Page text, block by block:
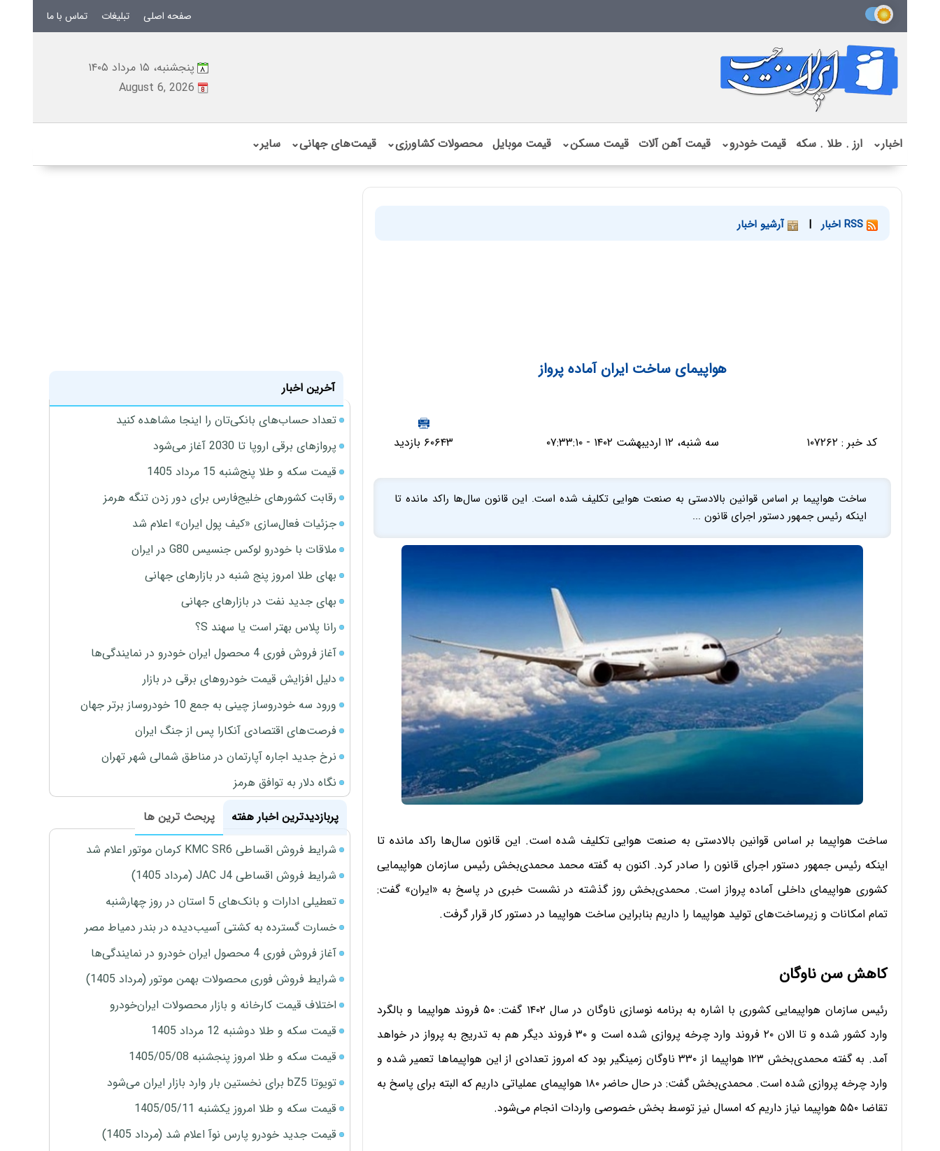
صفحه اصلی تبلیغات تماس با ما
پنجشنبه، ۱۵ مرداد ۱۴۰۵
August 6, 2026
اخبار⌄ ارز . طلا . سکه قیمت خودرو⌄ قیمت آهن آلات قیمت مسکن⌄ قیمت موبایل محصولات کشاورزی⌄ قیمت‌های جهانی⌄ سایر⌄
| آرشیو اخبار
هواپیمای ساخت ایران آماده پرواز
کد خبر : ۱۰۷۲۶۲ سه شنبه، ۱۲ اردیبهشت ۱۴۰۲ - ۰۷:۳۳:۱۰ ۶۰۶۴۳ بازدید
ساخت هواپیما بر اساس قوانین بالادستی به صنعت هوایی تکلیف شده است. این قانون سال‌ها راکد مانده تا
اینکه رئیس جمهور دستور اجرای قانون ...
ساخت هواپیما بر اساس قوانین بالادستی به صنعت هوایی تکلیف شده است. این قانون سال‌ها راکد مانده تا
اینکه رئیس جمهور دستور اجرای قانون را صادر کرد. اکنون به گفته محمد محمدی‌بخش رئیس سازمان هواپیمایی
کشوری هواپیمای داخلی آماده پرواز است. محمدی‌بخش روز گذشته در نشست خبری در پاسخ به «ایران» گفت:
تمام امکانات و زیرساخت‌های تولید هواپیما را داریم بنابراین ساخت هواپیما در دستور کار قرار گرفت.
کاهش سن ناوگان
رئیس سازمان هواپیمایی کشوری با اشاره به برنامه نوسازی ناوگان در سال ۱۴۰۲ گفت: ۵۰ فروند هواپیما و بالگرد
وارد کشور شده و تا الان ۲۰ فروند وارد چرخه پروازی شده است و ۳۰ فروند دیگر هم به تدریج به پرواز در خواهد
آمد. به گفته محمدی‌بخش ۱۲۳ هواپیما از ۳۳۰ ناوگان زمینگیر بود که امروز تعدادی از این هواپیماها تعمیر شده و
وارد چرخه پروازی شده است. محمدی‌بخش گفت: در حال حاضر ۱۸۰ هواپیمای عملیاتی داریم که البته برای پاسخ به
تقاضا ۵۵۰ هواپیما نیاز داریم که امسال نیز توسط بخش خصوصی واردات انجام می‌شود.
آخرین اخبار
تعداد حساب‌های بانکی‌تان را اینجا مشاهده کنید
پروازهای برقی اروپا تا 2030 آغاز می‌شود
قیمت سکه و طلا پنج‌شنبه 15 مرداد 1405
رقابت کشورهای خلیج‌فارس برای دور زدن تنگه هرمز
جزئیات فعال‌سازی «کیف پول ایران» اعلام شد
ملاقات با خودرو لوکس جنسیس G80 در ایران
بهای طلا امروز پنج شنبه در بازارهای جهانی
بهای جدید نفت در بازارهای جهانی
رانا پلاس بهتر است یا سهند S؟
آغاز فروش فوری 4 محصول ایران خودرو در نمایندگی‌ها
دلیل افزایش قیمت خودروهای برقی در بازار
ورود سه خودروساز چینی به جمع 10 خودروساز برتر جهان
فرصت‌های اقتصادی آنکارا پس از جنگ ایران
نرخ جدید اجاره آپارتمان در مناطق شمالی شهر تهران
نگاه دلار به توافق هرمز
پربازدیدترین اخبار هفته
پربحث ترین ها
شرایط فروش اقساطی KMC SR6 کرمان موتور اعلام شد
شرایط فروش اقساطی JAC J4 (مرداد 1405)
تعطیلی ادارات و بانک‌های 5 استان در روز چهارشنبه
خسارت گسترده به کشتی آسیب‌دیده در بندر دمیاط مصر
آغاز فروش فوری 4 محصول ایران خودرو در نمایندگی‌ها
شرایط فروش فوری محصولات بهمن موتور (مرداد 1405)
اختلاف قیمت کارخانه و بازار محصولات ایران‌خودرو
قیمت سکه و طلا دوشنبه 12 مرداد 1405
قیمت سکه و طلا امروز پنجشنبه 1405/05/08
تویوتا bZ5 برای نخستین بار وارد بازار ایران می‌شود
قیمت سکه و طلا امروز یکشنبه 1405/05/11
قیمت جدید خودرو پارس نوآ اعلام شد (مرداد 1405)